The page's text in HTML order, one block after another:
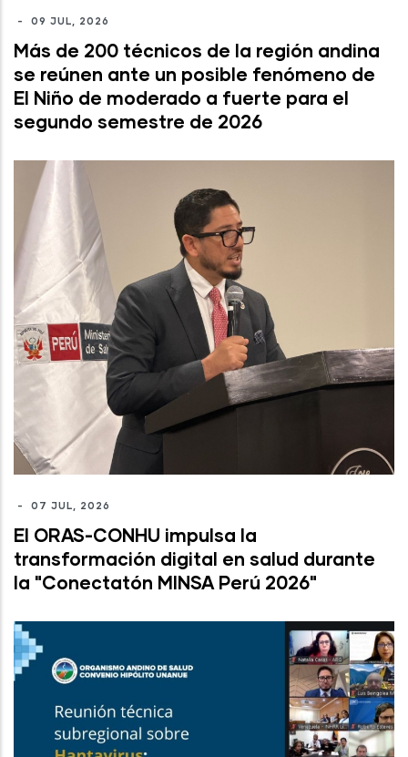
- 09 JUL, 2026
Más de 200 técnicos de la región andina
se reúnen ante un posible fenómeno de
El Niño de moderado a fuerte para el
segundo semestre de 2026
- 07 JUL, 2026
El ORAS-CONHU impulsa la
transformación digital en salud durante
la "Conectatón MINSA Perú 2026"